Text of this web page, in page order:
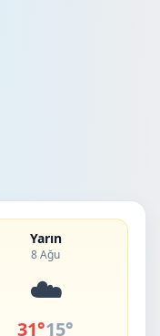
Yarın
8 Ağu
☁️
31°15°